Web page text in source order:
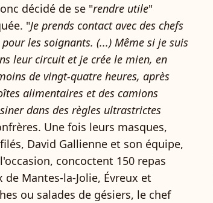
décidé de se "rendre utile"
"Je prends contact avec des chefs
les soignants. (...) Même si je suis
leur circuit et je crée le mien, en
de vingt-quatre heures, après
alimentaires et des camions
dans des règles ultrastrictes
Une fois leurs masques,
David Gallienne et son équipe,
concoctent 150 repas
Mantes-la-Jolie, Évreux et
ou salades de gésiers, le chef